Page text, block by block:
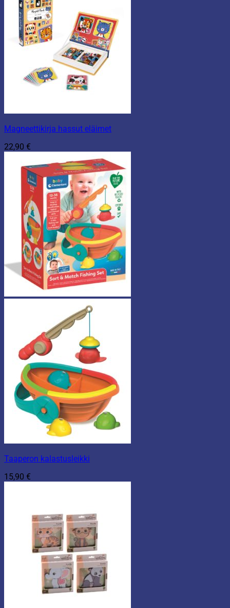
Magneettikirja hassut eläimet
22,90 €
Taaperon kalastusleikki
15,90 €